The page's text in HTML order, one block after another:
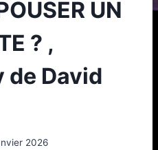
UN
? ,
de David
2026